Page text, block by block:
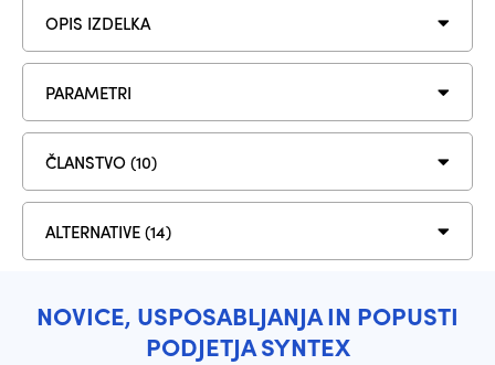
OPIS IZDELKA
PARAMETRI
ČLANSTVO (10)
ALTERNATIVE (14)
NOVICE, USPOSABLJANJA IN POPUSTI
PODJETJA SYNTEX